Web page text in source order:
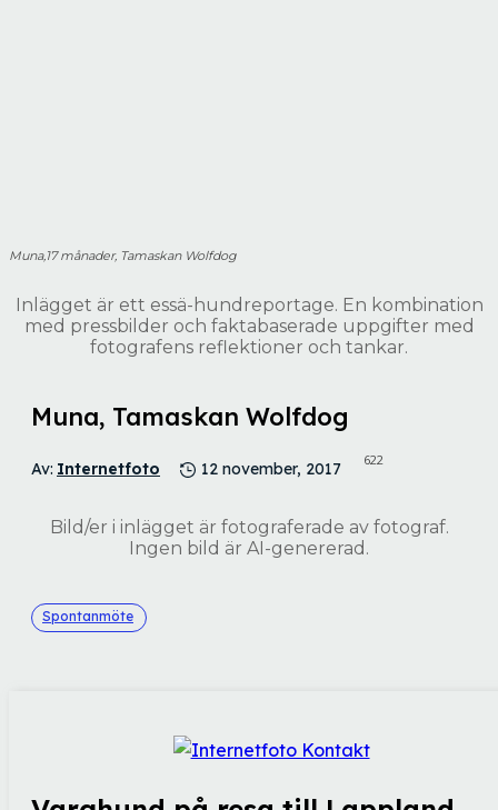
Muna,17 månader, Tamaskan Wolfdog
Inlägget är ett essä-hundreportage. En kombination
med pressbilder och faktabaserade uppgifter med
fotografens reflektioner och tankar.
Muna, Tamaskan Wolfdog
Av: Internetfoto 12 november, 2017 622
Bild/er i inlägget är fotograferade av fotograf.
Ingen bild är AI-genererad.
Spontanmöte